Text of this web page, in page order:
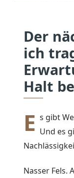
Der
ich
Halt
E s gibt
Und es
Nasser Fels.